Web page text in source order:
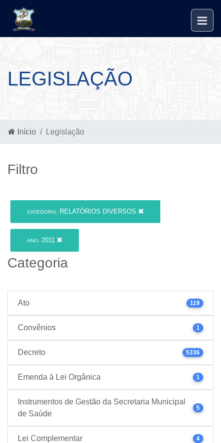
LEGISLAÇÃO
Início Legislação
Filtro
CATEGORIA: RELATÓRIOS DIVERSOS
ANO: 2011
Categoria
Ato 119
Convênios 1
Decreto 5336
Emenda à Lei Orgânica 1
Instrumentos de Gestão da Secretaria Municipal
de Saúde
5
Lei Complementar 4